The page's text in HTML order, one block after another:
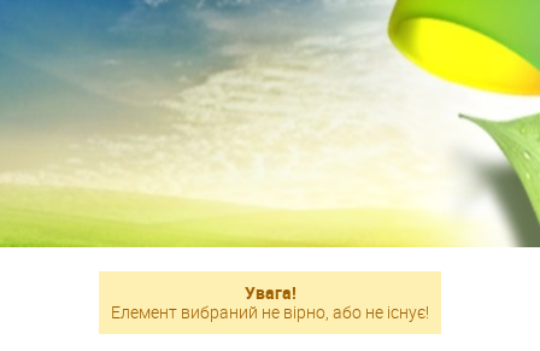
Увага!
Елемент вибраний не вірно, або не існує!